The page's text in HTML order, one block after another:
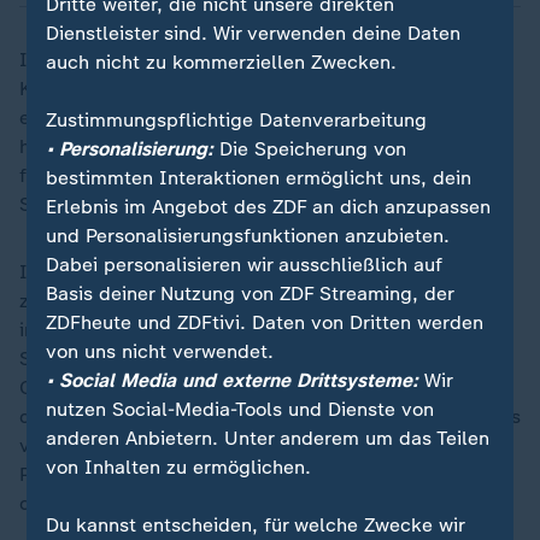
In Köln hätten in der Spitze 10.000 Menschen an der
Kundgebung auf dem Neumarkt teilgenommen, sagte
eine Polizeisprecherin am Abend. Die Veranstalter
hatten zuvor 5.000 Menschen angemeldet. Alles sei
friedlich und ohne Störungen verlaufen, so die
Sprecherin.
In Osnabrück zogen nach Angaben der Polizei
zwischen 3.000 und 3.500 Menschen durch die Stadt,
in Braunschweig etwa 2.000. "Es blieb völlig ohne
Störungen", sagten die Polizeisprecher unisono. Zum
CSD Hannover kamen mehr als 800 Menschen, die für
queere Rechte und Demokratie demonstrierten, hieß es
von der Polizei. In Hamburg traten nach
Polizeiangaben rund 3.800 Menschen öffentlich für
queere Rechte und Demokratie ein.
Dienstleister sind. Wir verwenden deine Daten
auch nicht zu kommerziellen Zwecken.
Zustimmungspflichtige Datenverarbeitung
• Personalisierung:Die Speicherung von
bestimmten Interaktionen ermöglicht uns, dein
Erlebnis im Angebot des ZDF an dich anzupassen
und Personalisierungsfunktionen anzubieten.
Dabei personalisieren wir ausschließlich auf
Basis deiner Nutzung von ZDF Streaming, der
ZDFheute und ZDFtivi. Daten von Dritten werden
von uns nicht verwendet.
• Social Media und externe Drittsysteme:Wir
nutzen Social-Media-Tools und Dienste von
anderen Anbietern. Unter anderem um das Teilen
von Inhalten zu ermöglichen.
Du kannst entscheiden, für welche Zwecke wir